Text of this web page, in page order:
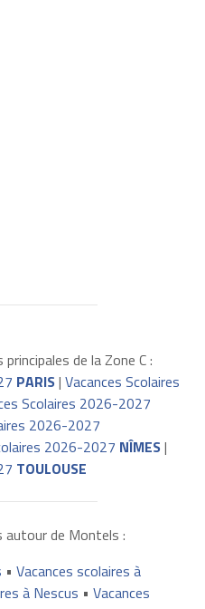
de la Zone C :
PARIS| Vacances Scolaires
Scolaires 2026-2027
2026-2027
2026-2027 NÎMES|
TOULOUSE
autour de Montels :
• Vacances scolaires à
à Nescus • Vacances